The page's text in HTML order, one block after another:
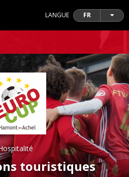
LANGUE FR
touristiques